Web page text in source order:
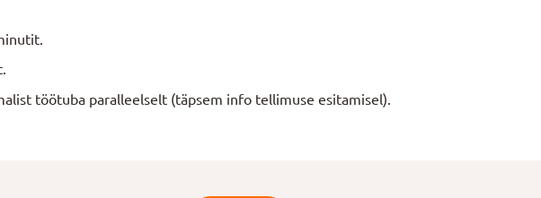
töötuba paralleelselt (täpsem info tellimuse esitamisel).